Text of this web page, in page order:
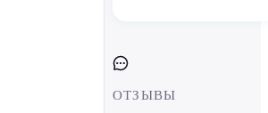
ОТЗЫВЫ